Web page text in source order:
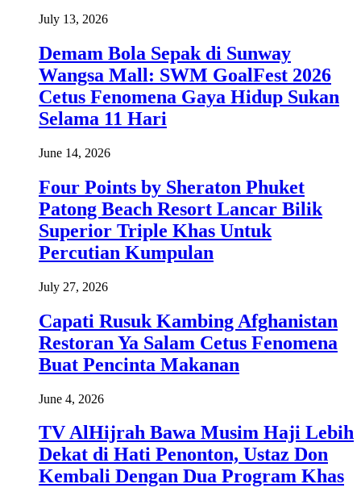
July 13, 2026
Demam Bola Sepak di Sunway
Wangsa Mall: SWM GoalFest 2026
Cetus Fenomena Gaya Hidup Sukan
Selama 11 Hari
June 14, 2026
Four Points by Sheraton Phuket
Patong Beach Resort Lancar Bilik
Superior Triple Khas Untuk
Percutian Kumpulan
July 27, 2026
Capati Rusuk Kambing Afghanistan
Restoran Ya Salam Cetus Fenomena
Buat Pencinta Makanan
June 4, 2026
TV AlHijrah Bawa Musim Haji Lebih
Dekat di Hati Penonton, Ustaz Don
Kembali Dengan Dua Program Khas